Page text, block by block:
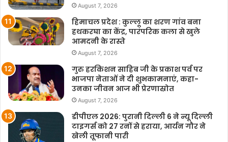
August 7, 2026
हिमाचल प्रदेश : कुल्लू का शरण गांव बना
हथकरघा का केंद्र, पारंपरिक कला से खुले
आमदनी के रास्ते
August 7, 2026
गुरु हरकिशन साहिब जी के प्रकाश पर्व पर
भाजपा नेताओं ने दी शुभकामनाएं, कहा-
उनका जीवन आज भी प्रेरणास्रोत
August 7, 2026
डीपीएल 2026: पुरानी दिल्ली 6 ने न्यू दिल्ली
टाइगर्स को 27 रनों से हराया, आर्यन गौर ने
खेली तूफानी पारी